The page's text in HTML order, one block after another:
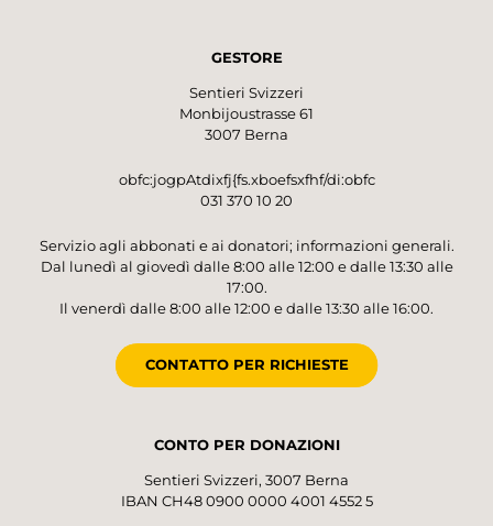
GESTORE
Sentieri Svizzeri
Monbijoustrasse 61
3007 Berna
obfc:jogpAtdixfj{fs.xboefsxfhf/di:obfc
031 370 10 20
Servizio agli abbonati e ai donatori; informazioni generali.
Dal lunedì al giovedì dalle 8:00 alle 12:00 e dalle 13:30 alle
17:00.
Il venerdì dalle 8:00 alle 12:00 e dalle 13:30 alle 16:00.
CONTATTO PER RICHIESTE
CONTO PER DONAZIONI
Sentieri Svizzeri, 3007 Berna
IBAN CH48 0900 0000 4001 4552 5